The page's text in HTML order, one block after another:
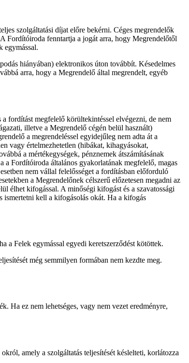
szolgáltatási díjat előre bekérni. Céges megrendelők
Fordítóiroda fenntartja a jogát arra, hogy Megrendelőtől
egymással.
hiányában) elektronikos úton továbbít. Késedelmes
arra, hogy a Megrendelő által megrendelt, egyéb
fordítást megfelelő körültekintéssel elvégezni, de nem
illetve a Megrendelő cégén belül használt)
a megrendeléssel egyidejűleg nem adta át a
vagy értelmezhetetlen (hibákat, kihagyásokat,
a mértékegységek, pénznemek átszámításának
a Fordítóiroda általános gyakorlatának megfelelő, magas
nem vállal felelősséget a fordításban előforduló
a Megrendelőnek célszerű előzetesen megadni az
élhet kifogással. A minőségi kifogást és a szavatossági
kell a kifogásolás okát. Ha a kifogás
a Felek egymással egyedi keretszerződést kötöttek.
még semmilyen formában nem kezdte meg.
Ha ez nem lehetséges, vagy nem vezet eredményre,
amely a szolgáltatás teljesítését késlelteti, korlátozza